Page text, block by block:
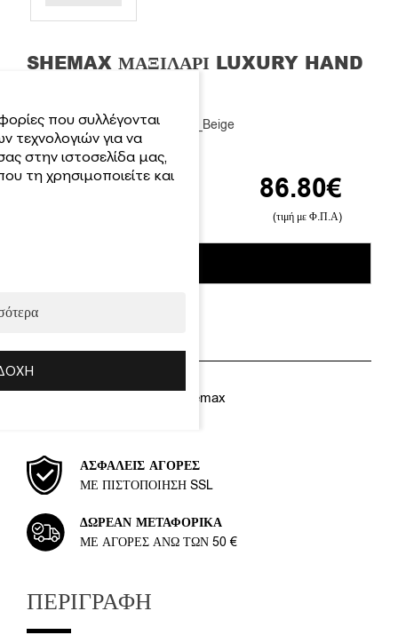
SHEMAX ΜΑΞΙΛΆΡΙ LUXURY HAND
Κωδικός Προϊόντος: 700-80035_Beige
86.80€
(τιμή με Φ.Π.Α)
Shemax
ΑΣΦΑΛΕΊΣ ΑΓΟΡΈΣ
ΜΕ ΠΙΣΤΟΠΟΊΗΣΗ SSL
ΔΩΡΕΆΝ ΜΕΤΑΦΟΡΙΚΆ
ΜΕ ΑΓΟΡΈΣ ΆΝΩ ΤΩΝ 50 €
ΠΕΡΙΓΡΑΦΉ
που συλλέγονται
τεχνολογιών για να
στην ιστοσελίδα μας,
τη χρησιμοποιείτε και